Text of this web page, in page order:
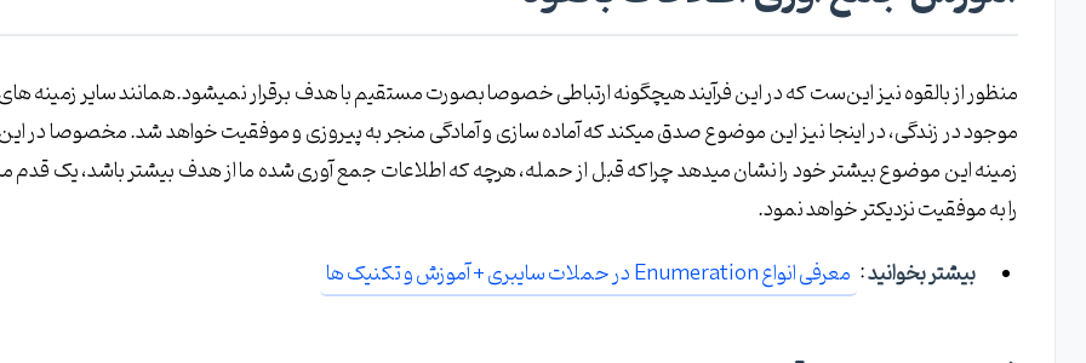
منظور از بالقوه نیز این‌ست که در این فرآیند هیچگونه ارتباطی خصوصا بصورت مستقیم با هدف برقرار نمیشود.همانند سایر زمینه
موجود در زندگی، در اینجا نیز این موضوع صدق میکند که آماده سازی و آمادگی منجر به پیروزی و موفقیت خواهد شد. مخصوصا در
زمینه این موضوع بیشتر خود را نشان میدهد چرا که قبل از حمله، هرچه که اطلاعات جمع آوری شده ما از هدف بیشتر باشد، یک قدم
را به موفقیت نزدیکتر خواهد نمود.
بیشتر بخوانید: معرفی انواع Enumeration در حملات سایبری + آموزش و تکنیک ها